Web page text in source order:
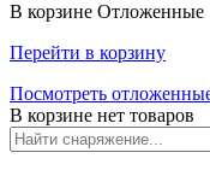
В корзине Отложенные
Перейти в корзину
Посмотреть
В корзине нет товаров